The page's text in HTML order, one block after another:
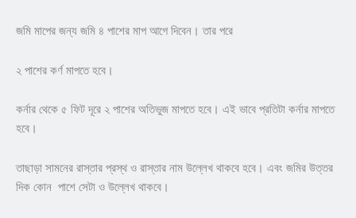
জমি মাপের জন্য জমি ৪ পাশের মাপ আগে দিবেন। তার পরে
২ পাশের কর্ণ মাপতে হবে।
কর্নার থেকে ৫ ফিট দূরে ২ পাশের অতিভুজ মাপতে হবে। এই ভাবে প্রতিটা কর্নার মাপতে
হবে।
তাছাড়া সামনের রাস্তার প্রস্থ ও রাস্তার নাম উল্লেখ থাকবে হবে। এবং জমির উত্তর
দিক কোন পাশে সেটা ও উল্লেখ থাকবে।